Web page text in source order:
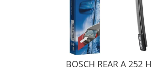
BOSCH REAR A 252 H